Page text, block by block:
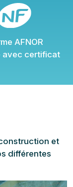
AFNOR
avec certificat
et
différentes